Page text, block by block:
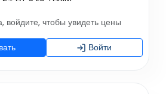
войдите, чтобы увидеть цены
Войти